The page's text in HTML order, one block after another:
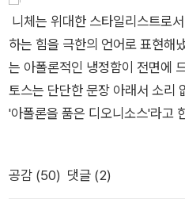
누군가가 어떤 것에 대해 설명 없
영혼은 그것에 관해 참된 생각은
건 아닐세. 설명을 주고받을 수 없
없는 자이니까. 반면에 설명을
<부동산도>가 되어야 하지 않을까. 민화 속에 녹아 있는 정
인 배경도 그와 같다. 민화는 한
원하기 위해 그려진 아름다운 소
신앙의 민화는 대체로 두 가지 내
는 것이고 다른 하나는 복 많이
상징이 우리의 삶에 절대적인 표
어들면서 사회가 안정되고 삶의
4)... 기복 신앙은 한편으로 기복
니체는 위대한 스타일리스트로
하는 힘을 극한의 언어로 표현해
는 아폴론적인 냉정함이 전면에
토스는 단단한 문장 아래서 소리
'아폴론을 품은 디오니소스'라고
극장 1> , p34 고명섭은 <하이
수많은 사상가들을 소환한다. 가
공감 (50) 댓글 (2)